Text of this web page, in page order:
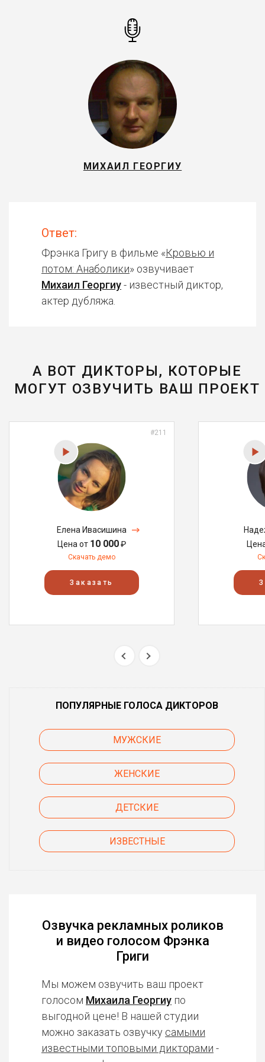
МИХАИЛ ГЕОРГИУ
Ответ:
Фрэнка Григу в фильме «Кровью и
потом: Анаболики» озвучивает
Михаил Георгиу- известный диктор,
актер дубляжа.
А ВОТ ДИКТОРЫ, КОТОРЫЕ
МОГУТ ОЗВУЧИТЬ ВАШ ПРОЕКТ
#211
Елена Ивасишина
Цена от 10 000₽
Скачать демо
Заказать
ПОПУЛЯРНЫЕ ГОЛОСА ДИКТОРОВ
МУЖСКИЕ
ЖЕНСКИЕ
ДЕТСКИЕ
ИЗВЕСТНЫЕ
Озвучка рекламных роликов
и видео голосом Фрэнка
Григи
Мы можем озвучить ваш проект
голосом Михаила Георгиу по
выгодной цене! В нашей студии
можно заказать озвучку самыми
известными топовыми дикторами -